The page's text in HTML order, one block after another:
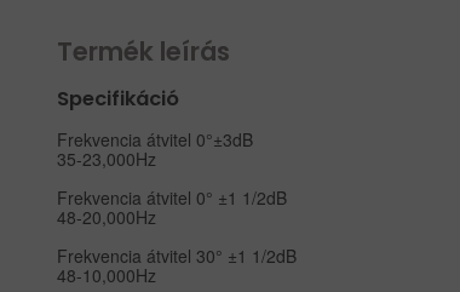
Termék leírás
Specifikáció
Frekvencia átvitel 0°±3dB
35-23,000Hz
Frekvencia átvitel 0° ±1 1/2dB
48-20,000Hz
Frekvencia átvitel 30° ±1 1/2dB
48-10,000Hz